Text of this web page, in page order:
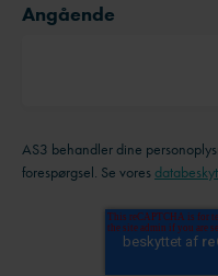
Angående
AS3 behandler dine
forespørgsel. Se vores